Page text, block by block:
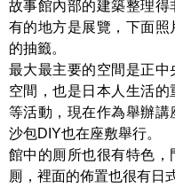
故事館內部的建築整理得
有的地方是展覽，下面
的抽籤。
最大最主要的空間是正
空間，也是日本人生活
等活動，現在作為舉辦
沙包DIY也在座敷舉行。
館中的厠所也很有特色
厠，裡面的佈置也很有日